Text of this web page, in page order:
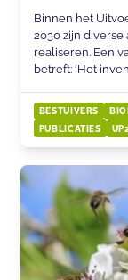
Binnen het
2030 zijn
realiseren. Een
betreft: ‘Het
BESTUIVERS
PUBLICATIES